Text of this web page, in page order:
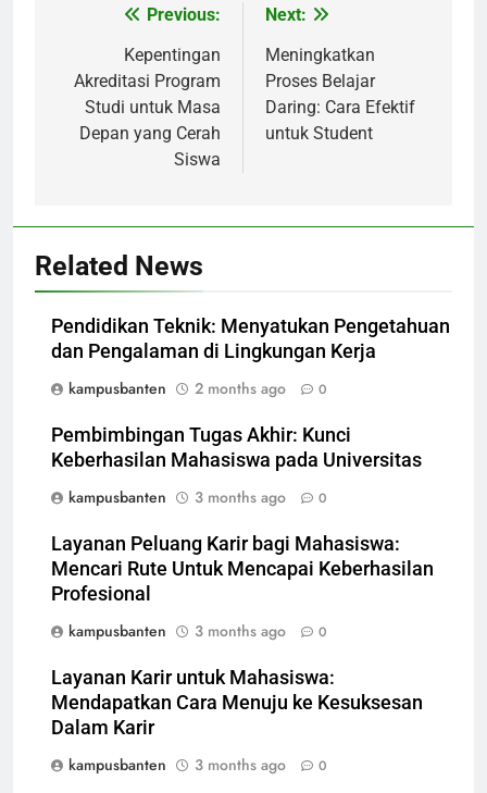
navigation
Previous:
Kepentingan
Akreditasi Program
Studi untuk Masa
Depan yang Cerah
Siswa
Next:
Meningkatkan
Proses Belajar
Daring: Cara Efektif
untuk Student
Related News
Pendidikan Teknik: Menyatukan Pengetahuan
dan Pengalaman di Lingkungan Kerja
kampusbanten
2 months ago 0
Pembimbingan Tugas Akhir: Kunci
Keberhasilan Mahasiswa pada Universitas
kampusbanten
3 months ago 0
Layanan Peluang Karir bagi Mahasiswa:
Mencari Rute Untuk Mencapai Keberhasilan
Profesional
kampusbanten
3 months ago 0
Layanan Karir untuk Mahasiswa:
Mendapatkan Cara Menuju ke Kesuksesan
Dalam Karir
kampusbanten
3 months ago 0